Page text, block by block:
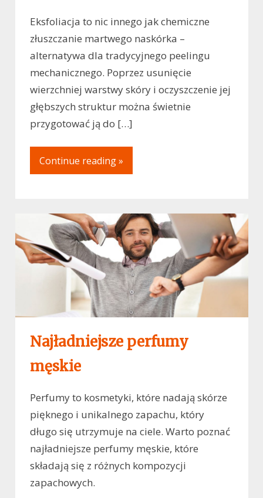
Eksfoliacja to nic innego jak chemiczne
złuszczanie martwego naskórka –
alternatywa dla tradycyjnego peelingu
mechanicznego. Poprzez usunięcie
wierzchniej warstwy skóry i oczyszczenie jej
głębszych struktur można świetnie
przygotować ją do […]
Continue reading »
Najładniejsze perfumy
męskie
Perfumy to kosmetyki, które nadają skórze
pięknego i unikalnego zapachu, który
długo się utrzymuje na ciele. Warto poznać
najładniejsze perfumy męskie, które
składają się z różnych kompozycji
zapachowych.